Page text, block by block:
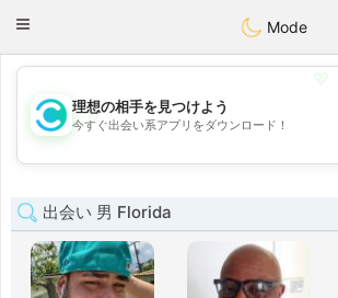
olombiaCitas
Toggle
Mode
💖
💕
理想の相手を見つけよう
今すぐ出会い系アプリをダウンロード！
出会い 男 Florida